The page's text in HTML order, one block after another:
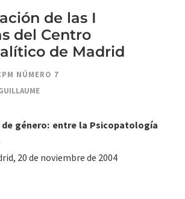
de las I
del Centro
de Madrid
NÚMERO 7
de género: entre la Psicopatología
20 de noviembre de 2004